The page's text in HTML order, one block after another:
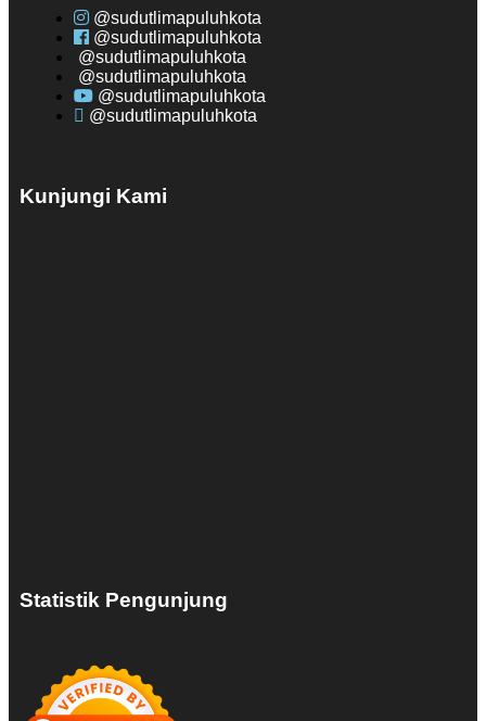
@sudutlimapuluhkota
@sudutlimapuluhkota
@sudutlimapuluhkota
@sudutlimapuluhkota
@sudutlimapuluhkota
@sudutlimapuluhkota
Kunjungi Kami
Statistik Pengunjung